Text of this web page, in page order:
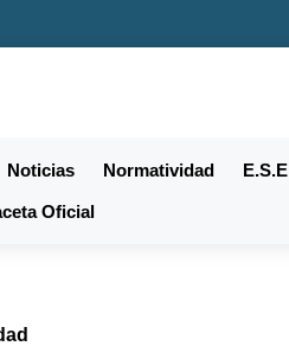
Noticias Normatividad
Oficial